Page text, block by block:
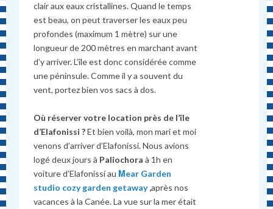
clair aux eaux cristallines.Quand le temps
est beau, on peut traverser les eaux peu
profondes (maximum 1 mètre) sur une
longueur de 200 mètres en marchant avant
d’y arriver. L’île est donc considérée comme
une péninsule. Comme il y a souvent du
vent, portez bien vos sacsà dos.
Où réserver votre location près de l’île
d’Elafonissi ?Et bien voilà, mon mari et moi
venons d’arriver d’Elafonissi. Nous avions
logé deux jours à Paliochora à 1h en
voiture d’Elafonissi au Μear Garden
studio cozy garden getaway,après nos
vacances à la Canée. La vue sur la mer était